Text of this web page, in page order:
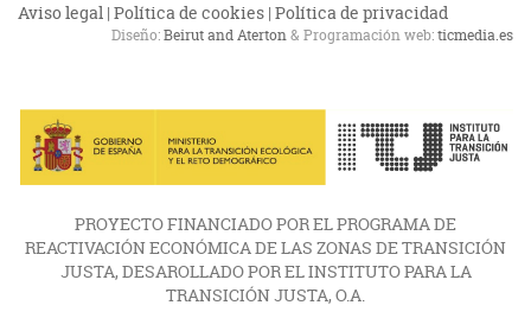
Aviso legal | Política de cookies | Política de privacidad
Diseño:Beirut and Aterton& Programación web:ticmedia.es
PROYECTO FINANCIADO POR EL PROGRAMA DE
REACTIVACIÓN ECONÓMICA DE LAS ZONAS DE TRANSICIÓN
JUSTA, DESAROLLADO POR EL INSTITUTO PARA LA
TRANSICIÓN JUSTA, O.A.